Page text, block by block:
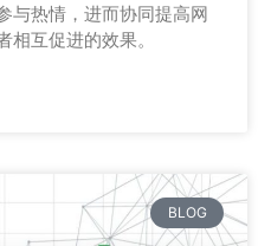
与热情，进而协同提高网
互促进的效果。
BLOG